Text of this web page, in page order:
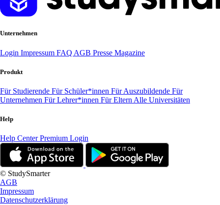
Unternehmen
Login Impressum FAQ AGB Presse Magazine
Produkt
Für Studierende Für Schüler*innen Für Auszubildende Für
Unternehmen Für Lehrer*innen Für Eltern Alle Universitäten
Help
Help CenterPremium Login
© StudySmarter
AGB
Impressum
Datenschutzerklärung